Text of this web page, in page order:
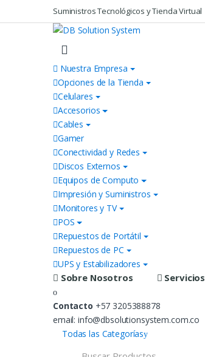
Skip to navigation
Skip to contentSuministros Tecnológicos y Tienda Virtual
Nuestra Empresa
Opciones de la Tienda
Celulares
Accesorios
Cables
Gamer
Conectividad y Redes
Discos Externos
Equipos de Computo
Impresión y Suministros
Monitores y TV
POS
Repuestos de Portátil
Repuestos de PC
UPS y Estabilizadores
Sobre Nosotros Servicios
Contacto +57 3205388878
email: info@dbsolutionsystem.com.co
Todas las Categorías